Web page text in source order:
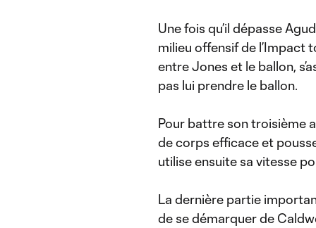
Une fois qu’il dépasse
milieu offensif de l’Impact
entre Jones et le ballon,
pas lui prendre le ballon.
Pour battre son troisième
de corps efficace et
utilise ensuite sa vitesse
La dernière partie
de se démarquer de